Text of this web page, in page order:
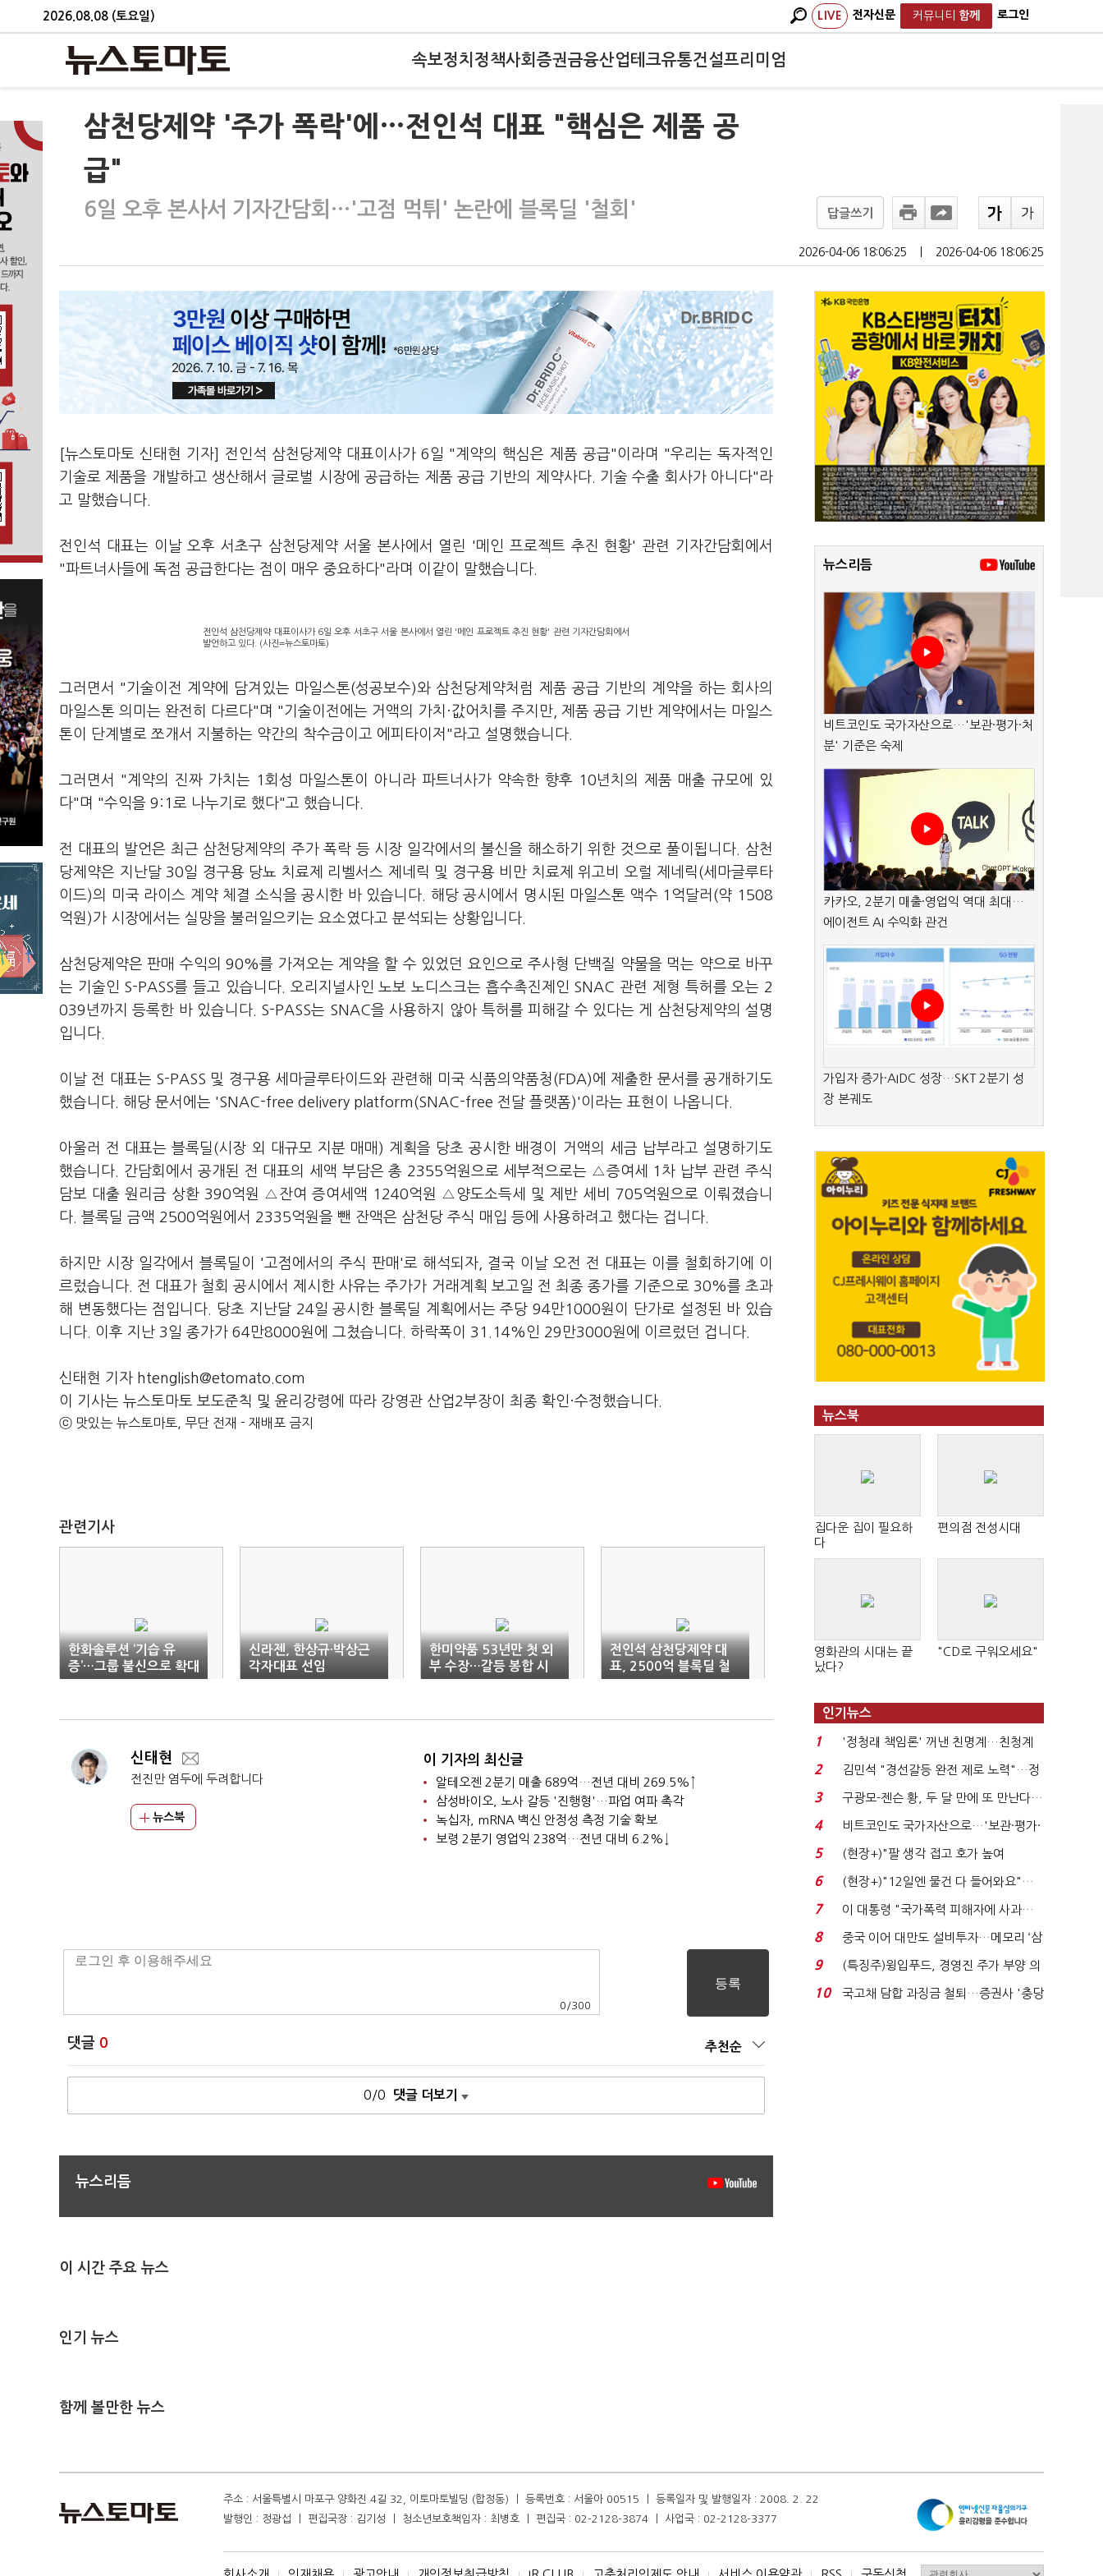
2026.08.08 (토요일) LIVE 전자신문 커뮤니티 함께 로그인
속보정치 정책사회 증권금융산업테크유통건설프리미엄
삼천당제약 '주가 폭락'에…전인석 대표 "핵심은 제품 공
급"
6일 오후 본사서 기자간담회…'고점 먹튀' 논란에 블록딜 '철회' 답글쓰기
2026-04-06 18:06:25 2026-04-06 18:06:25
[뉴스토마토 신태현 기자] 전인석 삼천당제약 대표이사가 6일 "계약의 핵심은 제품 공급"이라며 "우리는 독자적인
기술로 제품을 개발하고 생산해서 글로벌 시장에 공급하는 제품 공급 기반의 제약사다. 기술 수출 회사가 아니다"라
고 말했습니다.
전인석 대표는 이날 오후 서초구 삼천당제약 서울 본사에서 열린 '메인 프로젝트 추진 현황' 관련 기자간담회에서
"파트너사들에 독점 공급한다는 점이 매우 중요하다"라며 이같이 말했습니다.
전인석 삼천당제약 대표이사가 6일 오후 서초구 서울 본사에서 열린 '메인 프로젝트 추진 현황' 관련 기자간담회에서
발언하고 있다. (사진=뉴스토마토)
그러면서 "기술이전 계약에 담겨있는 마일스톤(성공보수)와 삼천당제약처럼 제품 공급 기반의 계약을 하는 회사의
마일스톤 의미는 완전히 다르다"며 "기술이전에는 거액의 가치·값어치를 주지만, 제품 공급 기반 계약에서는 마일스
톤이 단계별로 쪼개서 지불하는 약간의 착수금이고 에피타이저"라고 설명했습니다.
그러면서 "계약의 진짜 가치는 1회성 마일스톤이 아니라 파트너사가 약속한 향후 10년치의 제품 매출 규모에 있
다"며 "수익을 9:1로 나누기로 했다"고 했습니다.
전 대표의 발언은 최근 삼천당제약의 주가 폭락 등 시장 일각에서의 불신을 해소하기 위한 것으로 풀이됩니다. 삼천
당제약은 지난달 30일 경구용 당뇨 치료제 리벨서스 제네릭 및 경구용 비만 치료제 위고비 오럴 제네릭(세마글루타
이드)의 미국 라이스 계약 체결 소식을 공시한 바 있습니다. 해당 공시에서 명시된 마일스톤 액수 1억달러(약 1508
억원)가 시장에서는 실망을 불러일으키는 요소였다고 분석되는 상황입니다.
삼천당제약은 판매 수익의 90%를 가져오는 계약을 할 수 있었던 요인으로 주사형 단백질 약물을 먹는 약으로 바꾸
는 기술인 S-PASS를 들고 있습니다. 오리지널사인 노보 노디스크는 흡수촉진제인 SNAC 관련 제형 특허를 오는 2
039년까지 등록한 바 있습니다. S-PASS는 SNAC을 사용하지 않아 특허를 피해갈 수 있다는 게 삼천당제약의 설명
입니다.
이날 전 대표는 S-PASS 및 경구용 세마글루타이드와 관련해 미국 식품의약품청(FDA)에 제출한 문서를 공개하기도
했습니다. 해당 문서에는 'SNAC-free delivery platform(SNAC-free 전달 플랫폼)'이라는 표현이 나옵니다.
아울러 전 대표는 블록딜(시장 외 대규모 지분 매매) 계획을 당초 공시한 배경이 거액의 세금 납부라고 설명하기도
했습니다. 간담회에서 공개된 전 대표의 세액 부담은 총 2355억원으로 세부적으로는 △증여세 1차 납부 관련 주식
담보 대출 원리금 상환 390억원 △잔여 증여세액 1240억원 △양도소득세 및 제반 세비 705억원으로 이뤄졌습니
다. 블록딜 금액 2500억원에서 2335억원을 뺀 잔액은 삼천당 주식 매입 등에 사용하려고 했다는 겁니다.
하지만 시장 일각에서 블록딜이 '고점에서의 주식 판매'로 해석되자, 결국 이날 오전 전 대표는 이를 철회하기에 이
르렀습니다. 전 대표가 철회 공시에서 제시한 사유는 주가가 거래계획 보고일 전 최종 종가를 기준으로 30%를 초과
해 변동했다는 점입니다. 당초 지난달 24일 공시한 블록딜 계획에서는 주당 94만1000원이 단가로 설정된 바 있습
니다. 이후 지난 3일 종가가 64만8000원에 그쳤습니다. 하락폭이 31.14%인 29만3000원에 이르렀던 겁니다.
신태현 기자 htenglish@etomato.com
이 기사는 뉴스토마토 보도준칙 및 윤리강령에 따라 강영관 산업2부장이 최종 확인·수정했습니다.
ⓒ 맛있는 뉴스토마토, 무단 전재 - 재배포 금지
관련기사
한화솔루션 ‘기습 유
증’…그룹 불신으로 확대
신라젠, 한상규·박상근
각자대표 선임
한미약품 53년만 첫 외
부 수장…갈등 봉합 시
험대
전인석 삼천당제약 대
표, 2500억 블록딜 철
회
신태현
전진만 염두에 두려합니다
뉴스북
이 기자의 최신글
알테오젠 2분기 매출 689억…전년 대비 269.5%↑
삼성바이오, 노사 갈등 '진행형'…파업 여파 촉각
녹십자, mRNA 백신 안정성 측정 기술 확보
보령 2분기 영업익 238억…전년 대비 6.2%↓
0 /300
댓글 0 추천순
0/0 댓글 더보기
뉴스리듬
이 시간 주요 뉴스
인기 뉴스
함께 볼만한 뉴스
뉴스리듬
비트코인도 국가자산으로…'보관·평가·처
분' 기준은 숙제
카카오, 2분기 매출·영업익 역대 최대…
에이전트 AI 수익화 관건
가입자 증가·AIDC 성장…SKT 2분기 성
장 본궤도
뉴스북
집다운 집이 필요하
다
편의점 전성시대
영화관의 시대는 끝
났다?
"CD로 구워오세요"
인기뉴스
1
'정청래 책임론' 꺼낸 친명계…친청계
는 추가투표 때리기...
2
김민석 "경선갈등 완전 제로 노력"…정
청래 "반명 공세 사...
3
구광모-젠슨 황, 두 달 만에 또 만난다…
로봇·AI 등 논...
4
비트코인도 국가자산으로…'보관·평가·
처분' 기준은 ...
5
(현장+)"팔 생각 접고 호가 높여
요"…'덜 똘똘한 한 채' 20...
6
(현장+)"12일엔 물건 다 들어와요"…
빈 매대 채우며 문 연 ...
7
이 대통령 "국가폭력 피해자에 사과…
적극적 조사로 진...
8
중국 이어 대만도 설비투자…메모리 ‘삼
국전쟁’
9
(특징주)윙입푸드, 경영진 주가 부양 의
지에 상한가...
10
국고채 담합 과징금 철퇴…증권사 '충당
주소 : 서울특별시 마포구 양화진 4길 32, 이토마토빌딩 (합정동) ㅣ 등록번호 : 서울아 00515 ㅣ 등록일자 및 발행일자 : 2008. 2. 22
발행인 : 정광섭 ㅣ 편집국장 : 김기성 ㅣ 청소년보호책임자 : 최병호 ㅣ 편집국 : 02-2128-3874 ㅣ 사업국 : 02-2128-3377